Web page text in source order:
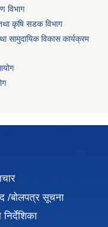
विभाग
तथा कृषि सडक विभाग
सामुदायिक विकास कार्यक्रम
/बोलपत्र सूचना